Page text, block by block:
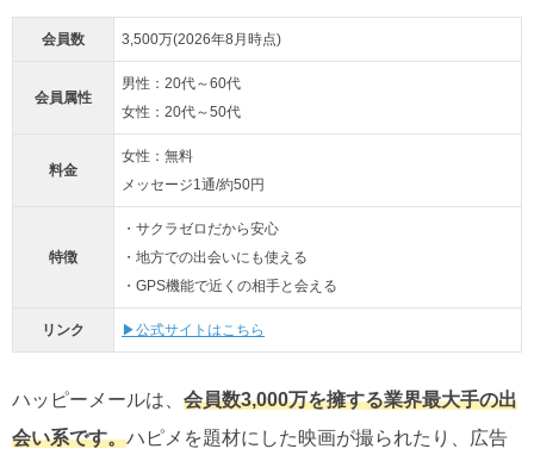
会員数 3,500万(2026年8月時点)
会員属性
男性：20代～60代
女性：20代～50代
料金
女性：無料
メッセージ1通/約50円
特徴
・サクラゼロだから安心
・地方での出会いにも使える
・GPS機能で近くの相手と会える
リンク ▶公式サイトはこちら
ハッピーメールは、 会員数3,000万を擁する業界最大手の出
会い系です。ハピメを題材にした映画が撮られたり、広告